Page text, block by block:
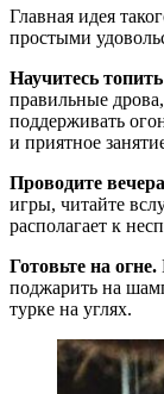
Главная идея
простыми
Научитесь
правильные
поддерживать
и приятное
Проводите
игры, читайте
располагает к
Готовьте на огне.
поджарить на
турке на углях.